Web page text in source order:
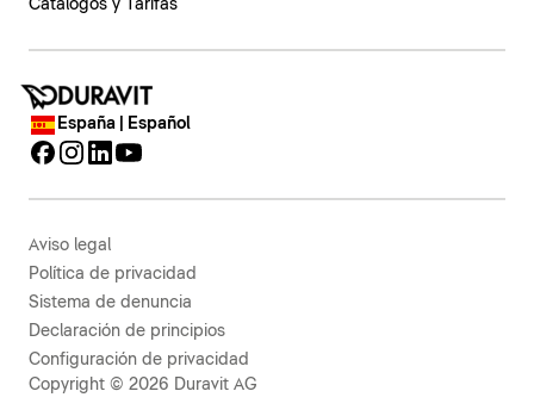
Catálogos y Tarifas
España | Español
Aviso legal
Política de privacidad
Sistema de denuncia
Declaración de principios
Configuración de privacidad
Copyright © 2026 Duravit AG